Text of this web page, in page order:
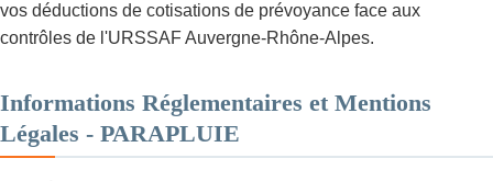
vos déductions de cotisations de prévoyance face aux
contrôles de l'URSSAF Auvergne-Rhône-Alpes.
Informations Réglementaires et Mentions
Légales - PARAPLUIE